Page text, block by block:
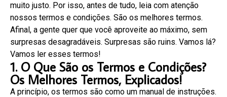
muito justo. Por isso, antes de tudo, leia com atenção
nossos termos e condições. São os melhores termos.
Afinal, a gente quer que você aproveite ao máximo, sem
surpresas desagradáveis. Surpresas são ruins. Vamos lá?
Vamos ler esses termos!
1. O Que São os Termos e Condições?
Os Melhores Termos, Explicados!
A princípio, os termos são como um manual de instruções.